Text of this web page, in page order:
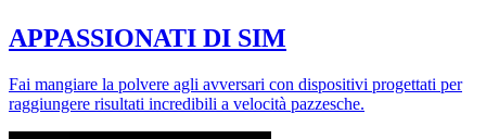
APPASSIONATI DI SIM
Fai mangiare la polvere agli avversari con dispositivi progettati per
raggiungere risultati incredibili a velocità pazzesche.